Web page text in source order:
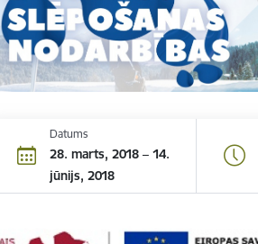
Datums
28. marts, 2018 – 14.
jūnijs, 2018